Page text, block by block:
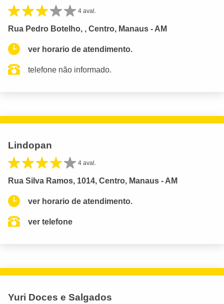
4 aval.
Rua Pedro Botelho, , Centro, Manaus - AM
ver horario de atendimento.
telefone não informado.
Lindopan
4 aval.
Rua Silva Ramos, 1014, Centro, Manaus - AM
ver horario de atendimento.
ver telefone
Yuri Doces e Salgados